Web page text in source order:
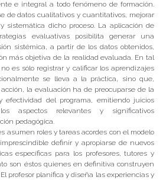
e integral a todo fenómeno de formación.
de datos cualitativos y cuantitativos, mejorar
sistemática dicho proceso. La aplicación de
evaluativas posibilita generar una
sistémica, a partir de los datos obtenidos,
más objetiva de la realidad evaluada. En tal
es sólo registrar y calificar los aprendizajes
se lleva a la práctica, sino que,
la evaluación ha de preocuparse de la
efectividad del programa, emitiendo juicios
aspectos relevantes y significativos
pedagógica.
asumen roles y tareas acordes con el modelo
definir y apropiarse de nuevos
específicas para los profesores, tutores y
son éstos quienes en definitiva construyen
profesor planifica y diseña las experiencias y